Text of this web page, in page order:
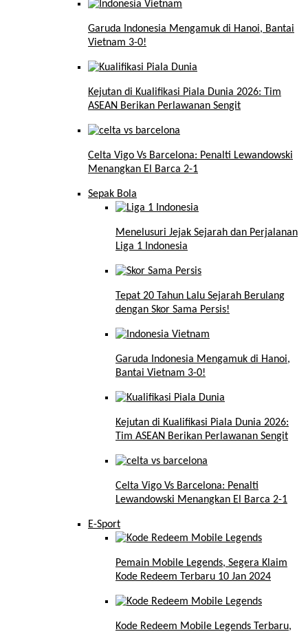
Garuda Indonesia Mengamuk di Hanoi, Bantai
Vietnam 3-0!
Kejutan di Kualifikasi Piala Dunia 2026: Tim
ASEAN Berikan Perlawanan Sengit
Celta Vigo Vs Barcelona: Penalti Lewandowski
Menangkan El Barca 2-1
Sepak Bola
Menelusuri Jejak Sejarah dan Perjalanan
Liga 1 Indonesia
Tepat 20 Tahun Lalu Sejarah Berulang
dengan Skor Sama Persis!
Garuda Indonesia Mengamuk di Hanoi,
Bantai Vietnam 3-0!
Kejutan di Kualifikasi Piala Dunia 2026:
Tim ASEAN Berikan Perlawanan Sengit
Celta Vigo Vs Barcelona: Penalti
Lewandowski Menangkan El Barca 2-1
E-Sport
Pemain Mobile Legends, Segera Klaim
Kode Redeem Terbaru 10 Jan 2024
Kode Redeem Mobile Legends Terbaru,